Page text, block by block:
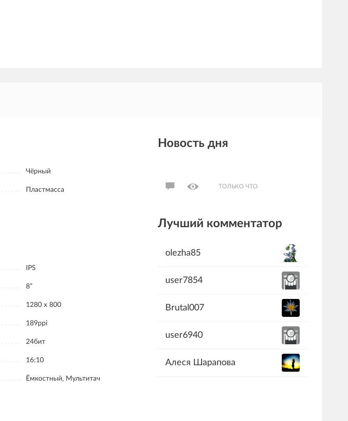
Чёрный
Пластмасса
IPS
8”
1280 x 800
189ppi
24бит
16:10
Ёмкостный, Мультитач
Новость дня
ТОЛЬКО ЧТО
Лучший комментатор
olezha85
user7854
Brutal007
user6940
Алеся Шарапова